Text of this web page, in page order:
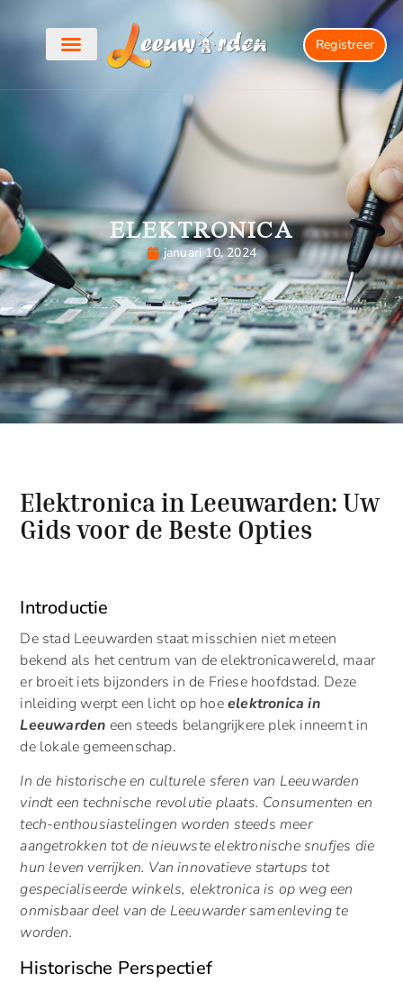
Registreer
ELEKTRONICA
januari 10, 2024
Elektronica in Leeuwarden: Uw
Gids voor de Beste Opties
Introductie
De stad Leeuwarden staat misschien niet meteen
bekend als het centrum van de elektronicawereld, maar
er broeit iets bijzonders in de Friese hoofdstad. Deze
inleiding werpt een licht op hoeelektronica in
Leeuwarden een steeds belangrijkere plek inneemt in
de lokale gemeenschap.
In de historische en culturele sferen van Leeuwarden
vindt een technische revolutie plaats. Consumenten en
tech-enthousiastelingen worden steeds meer
aangetrokken tot de nieuwste elektronische snufjes die
hun leven verrijken. Van innovatieve startups tot
gespecialiseerde winkels, elektronica is op weg een
onmisbaar deel van de Leeuwarder samenleving te
worden.
Historische Perspectief